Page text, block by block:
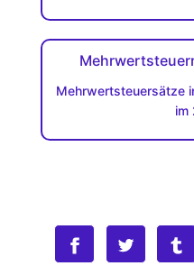
Mehrwertsteuersätze
im